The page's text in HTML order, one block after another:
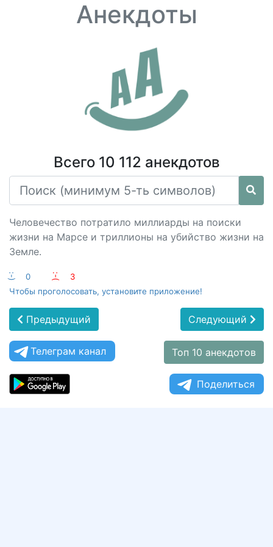
Анекдоты
Всего 10 112 анекдотов
Человечество потратило миллиарды на поиски
жизни на Марсе и триллионы на убийство жизни на
Земле.
:-) 0 :-(
3
Чтобы проголосовать, установите приложение!
Предыдущий Следующий
Телеграм канал Топ 10 анекдотов
Поделиться